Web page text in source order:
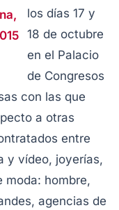
los días 17 y
18 de octubre
en el Palacio
de Congresos
con las que
a otras
entre
y vídeo, joyerías,
moda: hombre,
agencias de